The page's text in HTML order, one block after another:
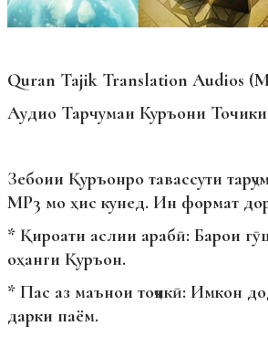
Quran Tajik Translation Audios
Аудио Тарчумаи Куръони
Зебоии Қуръонро тавассути
MP3 мо ҳис кунед. Ин формат
* Қироати аслии арабӣ: Барои
оҳанги Қуръон.
* Пас аз маънои тоҷикӣ: Имкон
дарки паём.